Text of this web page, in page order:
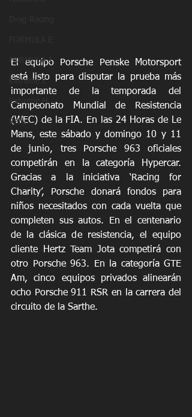
FORMULA 1
Extreme E
Extreme H
Rally
El equipo Porsche Penske Motorsport
está listo para disputar la prueba más
importante de la temporada del
Campeonato Mundial de Resistencia
(WEC) de la FIA. En las 24 Horas de Le
Mans, este sábado y domingo 10 y 11
de junio, tres Porsche 963 oficiales
competirán en la categoría Hypercar.
Gracias a la iniciativa ‘Racing for
Charity’, Porsche donará fondos para
niños necesitados con cada vuelta que
completen sus autos. En el centenario
de la clásica de resistencia, el equipo
cliente Hertz Team Jota competirá con
otro Porsche 963. En la categoría GTE
Am, cinco equipos privados alinearán
ocho Porsche 911 RSR en la carrera del
circuito de la Sarthe.